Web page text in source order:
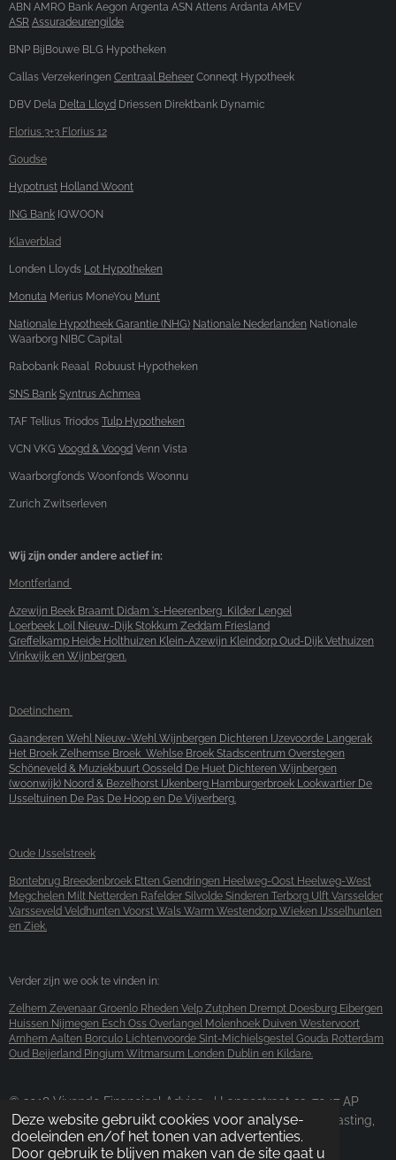
Deze website gebruikt cookies voor analyse-
doeleinden en/of het tonen van advertenties.
Door gebruik te blijven maken van de site gaat u
ABN AMRO Bank Aegon Argenta ASN Attens Ardanta AMEV
ASR Assuradeurengilde
BNP BijBouwe BLG Hypotheken
Callas Verzekeringen Centraal Beheer Conneqt Hypotheek
DBV Dela Delta Lloyd Driessen Direktbank Dynamic
Florius 3+3 Florius 12
Goudse
Hypotrust Holland Woont
ING Bank IQWOON
Klaverblad
Londen Lloyds Lot Hypotheken
Monuta Merius MoneYou Munt
Nationale Hypotheek Garantie (NHG) Nationale Nederlanden Nationale
Waarborg NIBC Capital
Rabobank Reaal Robuust Hypotheken
SNS Bank Syntrus Achmea
TAF Tellius Triodos Tulp Hypotheken
VCN VKG Voogd & Voogd Venn Vista
Waarborgfonds Woonfonds Woonnu
Zurich Zwitserleven
Wij zijn onder andere actief in:
Montferland
Azewijn Beek Braamt Didam 's-Heerenberg Kilder Lengel
Loerbeek Loil Nieuw-Dijk Stokkum Zeddam Friesland
Greffelkamp Heide Holthuizen Klein-Azewijn Kleindorp Oud-Dijk Vethuizen
Vinkwijk en Wijnbergen.
Doetinchem
Gaanderen Wehl Nieuw-Wehl Wijnbergen Dichteren IJzevoorde Langerak
Het Broek Zelhemse Broek Wehlse Broek Stadscentrum Overstegen
Schöneveld & Muziekbuurt Oosseld De Huet Dichteren Wijnbergen
(woonwijk) Noord & Bezelhorst IJkenberg Hamburgerbroek Lookwartier De
IJsseltuinen De Pas De Hoop en De Vijverberg.
Oude IJsselstreek
Bontebrug Breedenbroek Etten Gendringen Heelweg-Oost Heelweg-West
Megchelen Milt Netterden Rafelder Silvolde Sinderen Terborg Ulft Varsselder
Varsseveld Veldhunten Voorst Wals Warm Westendorp Wieken IJsselhunten
en Ziek.
Verder zijn we ook te vinden in:
Zelhem Zevenaar Groenlo Rheden Velp Zutphen Drempt Doesburg Eibergen
Huissen Nijmegen Esch Oss Overlangel Molenhoek Duiven Westervoort
Arnhem Aalten Borculo Lichtenvoorde Sint-Michielsgestel Gouda Rotterdam
Oud Beijerland Pingjum Witmarsum Londen Dublin en Kildare.
© 2018 Vivendo Financieel Advies | Langestraat 22, 7047 AP
Braamt | 0314 - 200 150 | Hypotheken, verzekeringen, belasting,
autolease en mobiliteit.